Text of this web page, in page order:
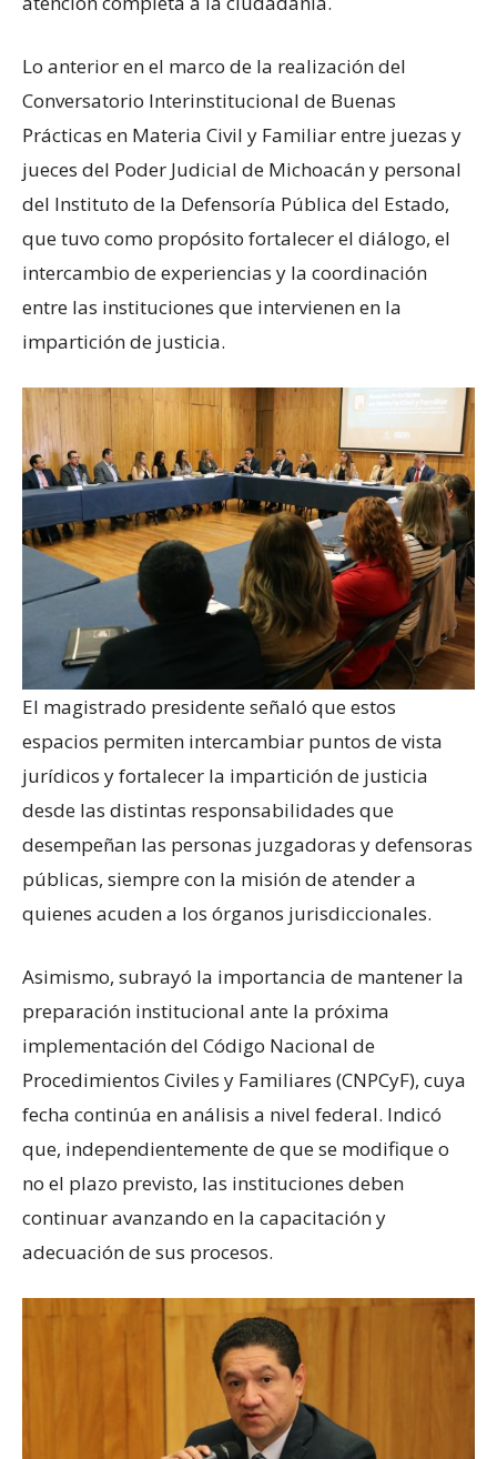
Lo anterior en el marco de la realización del
Conversatorio Interinstitucional de Buenas
Prácticas en Materia Civil y Familiar entre juezas y
jueces del Poder Judicial de Michoacán y personal
del Instituto de la Defensoría Pública del Estado,
que tuvo como propósito fortalecer el diálogo, el
intercambio de experiencias y la coordinación
entre las instituciones que intervienen en la
impartición de justicia.
El magistrado presidente señaló que estos
espacios permiten intercambiar puntos de vista
jurídicos y fortalecer la impartición de justicia
desde las distintas responsabilidades que
desempeñan las personas juzgadoras y defensoras
públicas, siempre con la misión de atender a
quienes acuden a los órganos jurisdiccionales.
Asimismo, subrayó la importancia de mantener la
preparación institucional ante la próxima
implementación del Código Nacional de
Procedimientos Civiles y Familiares (CNPCyF), cuya
fecha continúa en análisis a nivel federal. Indicó
que, independientemente de que se modifique o
no el plazo previsto, las instituciones deben
continuar avanzando en la capacitación y
adecuación de sus procesos.